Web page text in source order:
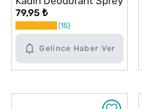
Gelince Haber Ver
79,95 ₺
15